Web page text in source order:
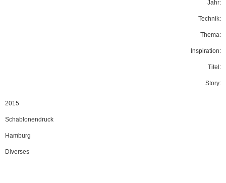
Jahr:
Technik:
Thema:
Inspiration:
Titel:
Story:
2015
Schablonendruck
Hamburg
Diverses